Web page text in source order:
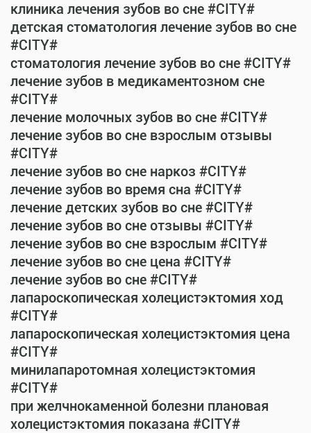
клиника лечения зубов во сне #CITY#
детская стоматология лечение зубов во сне
#CITY#
стоматология лечение зубов во сне #CITY#
лечение зубов в медикаментозном сне
#CITY#
лечение молочных зубов во сне #CITY#
лечение зубов во сне взрослым отзывы
#CITY#
лечение зубов во сне наркоз #CITY#
лечение зубов во время сна #CITY#
лечение детских зубов во сне #CITY#
лечение зубов во сне отзывы #CITY#
лечение зубов во сне взрослым #CITY#
лечение зубов во сне цена #CITY#
лечение зубов во сне #CITY#
лапароскопическая холецистэктомия ход
#CITY#
лапароскопическая холецистэктомия цена
#CITY#
минилапаротомная холецистэктомия
#CITY#
при желчнокаменной болезни плановая
холецистэктомия показана #CITY#